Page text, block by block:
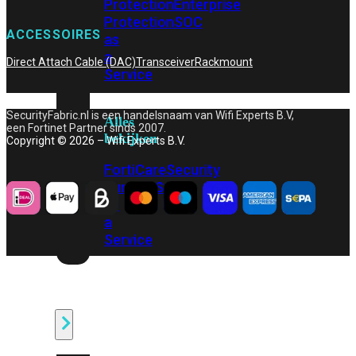
ProtectionEnterprise
ProtectionSOC
as
a
Service
Alles
bekijken
FortiCareSecurity
BundelsSOC
as
a
Service
ACCESSOIRES
Direct Attach Cable (DAC)TransceiverRackmount
SecurityFabric.nl is een handelsnaam van Wifi Experts B.V,
een Fortinet Partner sinds 2007.
Copyright © 2026 – Wifi Experts B.V.